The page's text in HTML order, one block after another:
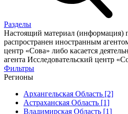
Разделы
Настоящий материал (информация)
распространен иностранным
центр «Сова» либо касается
агента Исследовательский центр
Фильтры
Регионы
Архангельская Область [2]
Астраханская Область [1]
Владимирская Область [1]